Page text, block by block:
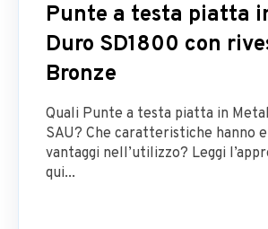
Punte a testa piatta
Duro SD1800 con
Bronze
Quali Punte a testa piatta in
SAU? Che caratteristiche hanno
vantaggi nell’utilizzo? Leggi
qui...